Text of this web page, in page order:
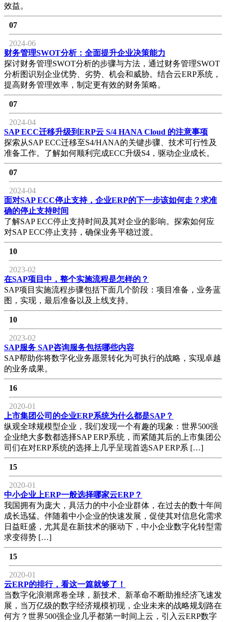
效益。
07
2024-06
财务管理SWOT分析：全面提升企业决策能力
探讨财务管理SWOT分析的步骤与方法，通过财务管理SWOT
分析图识别企业优势、劣势、机会和威胁。结合云ERP系统，
提高财务管理效率，制定更有效的财务策略。
07
2024-04
SAP ECC迁移升级到ERP云 S/4 HANA Cloud 的注意事项
探索从SAP ECC迁移至S4/HANA的关键步骤、技术可行性及
准备工作。了解如何顺利完成ECC升级S4，驱动企业成长。
07
2024-04
面对SAP ECC停止支持，企业ERP的下一步该如何走？求准
确的停止支持时间
了解SAP ECC停止支持时间及其对企业的影响。探索如何应
对SAP ECC停止支持，确保业务平稳过渡。
10
2023-02
在SAP项目中，整个实施流程是怎样的？
SAP项目实施流程步骤包括下面几个阶段：项目准备，业务蓝
图，实现，最后准备以及上线支持。
10
2023-02
SAP服务 SAP咨询服务包括哪些内容
SAP帮助你将数字化业务愿景转化为可执行的战略，实现卓越
的业务成果。
16
2020-01
上市集团公司的企业ERP系统为什么都是SAP？
纵观全球规模型企业，我们发现一个有趣的现象：世界500强
企业绝大多数都选择SAP ERP系统，而紧随其后的上市集团公
司们在对ERP系统的选择上几乎呈现首选SAP ERP系 […]
15
2020-01
中小企业上ERP一般选择哪家云ERP？
我国拥有为庞大，具活力的中小企业群体，在过去的数十年间
成长迅猛。伴随着中小企业的快速发展，促使其对信息化需求
日益旺盛，尤其是在新技术的驱动下，中小企业数字化转型需
求变得势 […]
15
2020-01
云ERP的排行，看这一篇就够了！
当数字化浪潮席卷全球，新技术、新革命不断助推经济飞速发
展，当万亿级的数字经济规模初现，企业未来的战略规划路在
何方？世界500强企业几乎都第一时间上云，引入云ERP数字